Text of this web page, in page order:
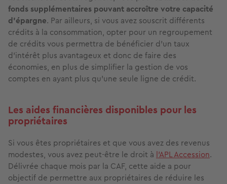
fonds supplémentaires pouvant accroître votre capacité
d’épargne. Par ailleurs, si vous avez souscrit différents
crédits à la consommation, opter pour un regroupement
de crédits vous permettra de bénéficier d’un taux
d’intérêt plus avantageux et donc de faire des
économies, en plus de simplifier la gestion de vos
comptes en ayant plus qu’une seule ligne de crédit.
Les aides financières disponibles pour les
propriétaires
Si vous êtes propriétaires et que vous avez des revenus
modestes, vous avez peut-être le droit à l’APL Accession.
Délivrée chaque mois par la CAF, cette aide a pour
objectif de permettre aux propriétaires de réduire les